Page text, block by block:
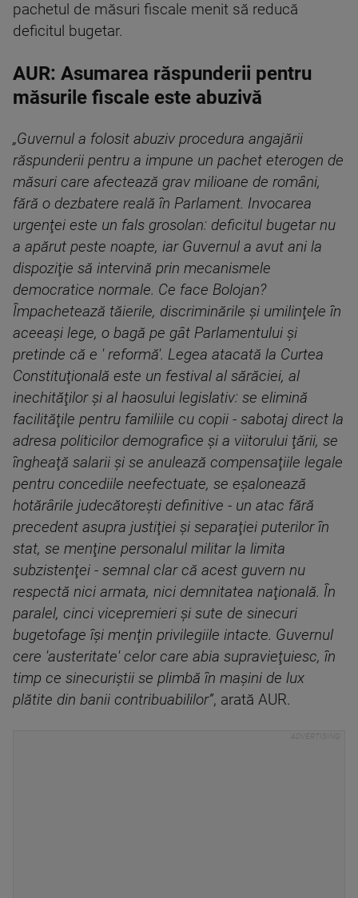
pachetul de măsuri fiscale menit să reducă
deficitul bugetar.
AUR: Asumarea răspunderii pentru
măsurile fiscale este abuzivă
„Guvernul a folosit abuziv procedura angajării
răspunderii pentru a impune un pachet eterogen de
măsuri care afectează grav milioane de români,
fără o dezbatere reală în Parlament. Invocarea
urgenţei este un fals grosolan: deficitul bugetar nu
a apărut peste noapte, iar Guvernul a avut ani la
dispoziţie să intervină prin mecanismele
democratice normale. Ce face Bolojan?
Împachetează tăierile, discriminările şi umilinţele în
aceeaşi lege, o bagă pe gât Parlamentului şi
pretinde că e ' reformă'. Legea atacată la Curtea
Constituţională este un festival al sărăciei, al
inechităţilor şi al haosului legislativ: se elimină
facilităţile pentru familiile cu copii - sabotaj direct la
adresa politicilor demografice şi a viitorului ţării, se
îngheaţă salarii şi se anulează compensaţiile legale
pentru concediile neefectuate, se eşalonează
hotărârile judecătoreşti definitive - un atac fără
precedent asupra justiţiei şi separaţiei puterilor în
stat, se menţine personalul militar la limita
subzistenţei - semnal clar că acest guvern nu
respectă nici armata, nici demnitatea naţională. În
paralel, cinci vicepremieri şi sute de sinecuri
bugetofage îşi menţin privilegiile intacte. Guvernul
cere 'austeritate' celor care abia supravieţuiesc, în
timp ce sinecuriştii se plimbă în maşini de lux
plătite din banii contribuabililor”, arată AUR.